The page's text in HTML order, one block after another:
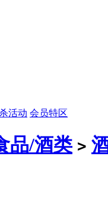
活动 会员特区
品/酒类 >